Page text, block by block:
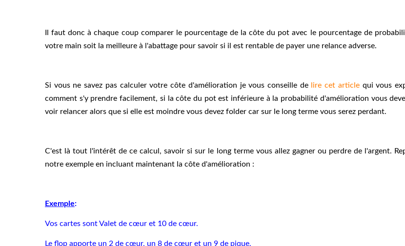
Il faut donc à chaque coup comparer le pourcentage de la côte du pot avec le pourcentage de
votre main soit la meilleure à l'abattage pour savoir si il est rentable de payer une relance adverse.
Si vous ne savez pas calculer votre côte d'amélioration je vous conseille de lire cet articlequi vous
comment s'y prendre facilement, si la côte du pot est inférieure à la probabilité d'amélioration vous
voir relancer alors que si elle est moindre vous devez folder car sur le long terme vous serez perdant.
C'est là tout l'intérêt de ce calcul, savoir si sur le long terme vous allez gagner ou perdre de l'argent.
notre exemple en incluant maintenant la côte d'amélioration :
Exemple:
Vos cartes sont Valet de cœur et 10 de cœur.
Le flop apporte un 2 de cœur, un 8 de cœur et un 9 de pique.